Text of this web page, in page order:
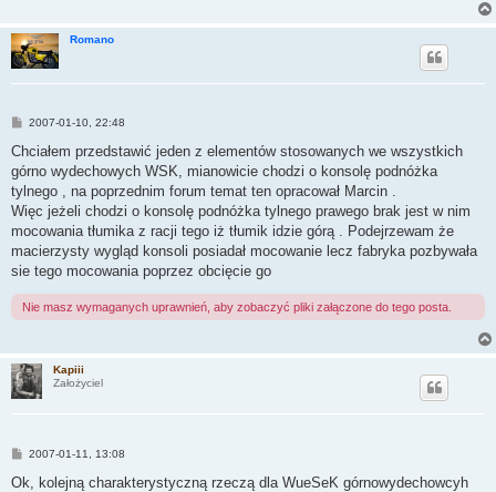
Romano
P
s
2007-01-10, 22:48
Chciałem przedstawić jeden z elementów stosowanych we wszystkich
górno wydechowych WSK, mianowicie chodzi o konsolę podnóżka
tylnego , na poprzednim forum temat ten opracował Marcin .
Więc jeżeli chodzi o konsolę podnóżka tylnego prawego brak jest w nim
mocowania tłumika z racji tego iż tłumik idzie górą . Podejrzewam że
macierzysty wygląd konsoli posiadał mocowanie lecz fabryka pozbywała
sie tego mocowania poprzez obcięcie go
Nie masz wymaganych uprawnień, aby zobaczyć pliki załączone do tego posta.
Kapiii
Założyciel
P
s
2007-01-11, 13:08
Ok, kolejną charakterystyczną rzeczą dla WueSeK górnowydechowcyh